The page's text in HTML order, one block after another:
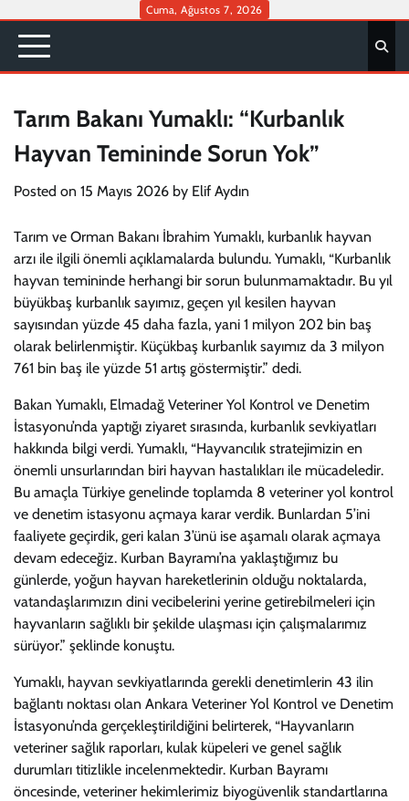
content
Cuma, Ağustos 7, 2026
Tarım Bakanı Yumaklı: “Kurbanlık
Hayvan Temininde Sorun Yok”
Posted on 15 Mayıs 2026 by Elif Aydın
Tarım ve Orman Bakanı İbrahim Yumaklı, kurbanlık hayvan
arzı ile ilgili önemli açıklamalarda bulundu. Yumaklı, “Kurbanlık
hayvan temininde herhangi bir sorun bulunmamaktadır. Bu yıl
büyükbaş kurbanlık sayımız, geçen yıl kesilen hayvan
sayısından yüzde 45 daha fazla, yani 1 milyon 202 bin baş
olarak belirlenmiştir. Küçükbaş kurbanlık sayımız da 3 milyon
761 bin baş ile yüzde 51 artış göstermiştir.” dedi.
Bakan Yumaklı, Elmadağ Veteriner Yol Kontrol ve Denetim
İstasyonu’nda yaptığı ziyaret sırasında, kurbanlık sevkiyatları
hakkında bilgi verdi. Yumaklı, “Hayvancılık stratejimizin en
önemli unsurlarından biri hayvan hastalıkları ile mücadeledir.
Bu amaçla Türkiye genelinde toplamda 8 veteriner yol kontrol
ve denetim istasyonu açmaya karar verdik. Bunlardan 5’ini
faaliyete geçirdik, geri kalan 3’ünü ise aşamalı olarak açmaya
devam edeceğiz. Kurban Bayramı’na yaklaştığımız bu
günlerde, yoğun hayvan hareketlerinin olduğu noktalarda,
vatandaşlarımızın dini vecibelerini yerine getirebilmeleri için
hayvanların sağlıklı bir şekilde ulaşması için çalışmalarımız
sürüyor.” şeklinde konuştu.
Yumaklı, hayvan sevkiyatlarında gerekli denetimlerin 43 ilin
bağlantı noktası olan Ankara Veteriner Yol Kontrol ve Denetim
İstasyonu’nda gerçekleştirildiğini belirterek, “Hayvanların
veteriner sağlık raporları, kulak küpeleri ve genel sağlık
durumları titizlikle incelenmektedir. Kurban Bayramı
öncesinde, veteriner hekimlerimiz biyogüvenlik standartlarına